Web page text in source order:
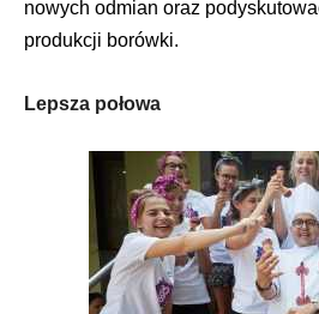
nowych odmian oraz
produkcji borówki.
Lepsza połowa